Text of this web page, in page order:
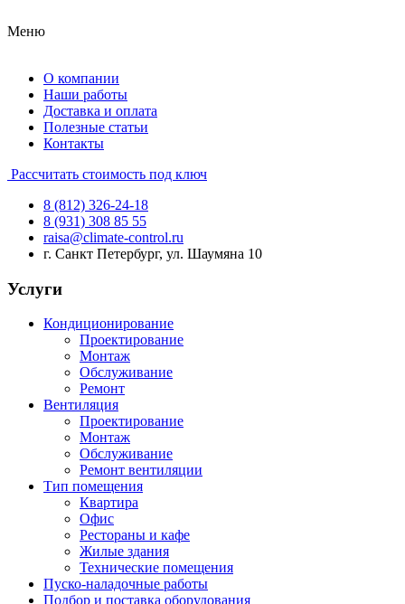
Меню
О компании
Наши работы
Доставка и оплата
Полезные статьи
Контакты
Рассчитать стоимость под ключ
8 (812) 326-24-18
8 (931) 308 85 55
raisa@climate-control.ru
г. Санкт Петербург, ул. Шаумяна 10
Услуги
Кондиционирование
Проектирование
Монтаж
Обслуживание
Ремонт
Вентиляция
Проектирование
Монтаж
Обслуживание
Ремонт вентиляции
Тип помещения
Квартира
Офис
Рестораны и кафе
Жилые здания
Технические помещения
Пуско-наладочные работы
Подбор и поставка оборудования